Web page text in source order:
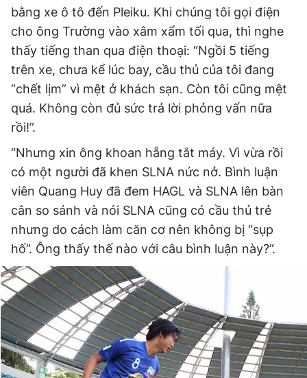
bằng xe ô tô đến Pleiku. Khi chúng tôi gọi điện
cho ông Trường vào xâm xẩm tối qua, thì nghe
thấy tiếng than qua điện thoại: “Ngồi 5 tiếng
trên xe, chưa kể lúc bay, cầu thủ của tôi đang
“chết lịm” vì mệt ở khách sạn. Còn tôi cũng mệt
quá. Không còn đủ sức trả lời phỏng vấn nữa
rồi!”.
“Nhưng xin ông khoan hẵng tắt máy. Vì vừa rồi
có một người đã khen SLNA nức nở. Bình luận
viên Quang Huy đã đem HAGL và SLNA lên bàn
cân so sánh và nói SLNA cũng có cầu thủ trẻ
nhưng do cách làm căn cơ nên không bị “sụp
hố”. Ông thấy thế nào với câu bình luận này?”.